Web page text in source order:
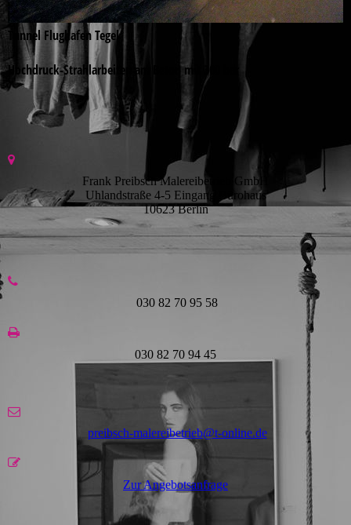
Tunnel Flughafen Tegel
Hochdruck-Strahlarbeiten am Beton mit 300 bar
Frank Preibsch Malereibetrieb GmbH
Uhlandstraße 4-5 Eingang Bürohaus
10623 Berlin
030 82 70 95 58
030 82 70 94 45
preibsch-malereibetrieb@t-online.de
Zur Angebotsanfrage